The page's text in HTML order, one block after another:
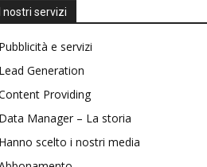
I nostri servizi
Pubblicità e servizi
Lead Generation
Providing
Data Manager – La storia
Hanno scelto i nostri media